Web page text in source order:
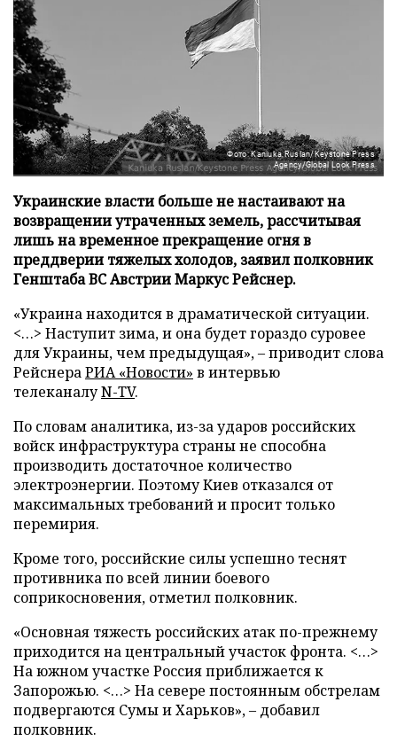
Фото: Kaniuka Ruslan/Keystone Press
Agency/Global Look Press
Украинские власти больше не настаивают на
возвращении утраченных земель, рассчитывая
лишь на временное прекращение огня в
преддверии тяжелых холодов, заявил полковник
Генштаба ВС Австрии Маркус Рейснер.
«Украина находится в драматической ситуации.
<…> Наступит зима, и она будет гораздо суровее
для Украины, чем предыдущая», – приводит слова
РейснераРИА «Новости» в интервью
телеканалуN-TV.
По словам аналитика, из-за ударов российских
войск инфраструктура страны не способна
производить достаточное количество
электроэнергии. Поэтому Киев отказался от
максимальных требований и просит только
перемирия.
Кроме того, российские силы успешно теснят
противника по всей линии боевого
соприкосновения, отметил полковник.
«Основная тяжесть российских атак по-прежнему
приходится на центральный участок фронта. <…>
На южном участке Россия приближается к
Запорожью. <…> На севере постоянным обстрелам
подвергаются Сумы и Харьков», – добавил
полковник.